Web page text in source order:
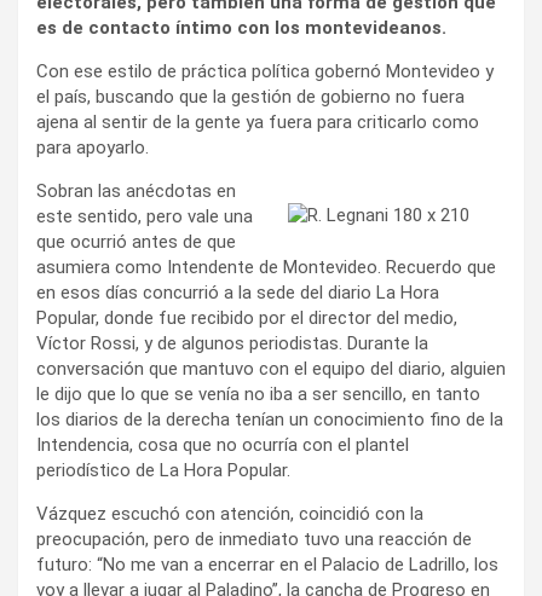
es de contacto íntimo con los montevideanos.
Con ese estilo de práctica política gobernó Montevideo y
el país, buscando que la gestión de gobierno no fuera
ajena al sentir de la gente ya fuera para criticarlo como
para apoyarlo.
Sobran las anécdotas en
este sentido, pero vale una
que ocurrió antes de que
asumiera como Intendente de Montevideo. Recuerdo que
en esos días concurrió a la sede del diario La Hora
Popular, donde fue recibido por el director del medio,
Víctor Rossi, y de algunos periodistas. Durante la
conversación que mantuvo con el equipo del diario, alguien
le dijo que lo que se venía no iba a ser sencillo, en tanto
los diarios de la derecha tenían un conocimiento fino de la
Intendencia, cosa que no ocurría con el plantel
periodístico de La Hora Popular.
Vázquez escuchó con atención, coincidió con la
preocupación, pero de inmediato tuvo una reacción de
futuro: “No me van a encerrar en el Palacio de Ladrillo, los
voy a llevar a jugar al Paladino”, la cancha de Progreso en